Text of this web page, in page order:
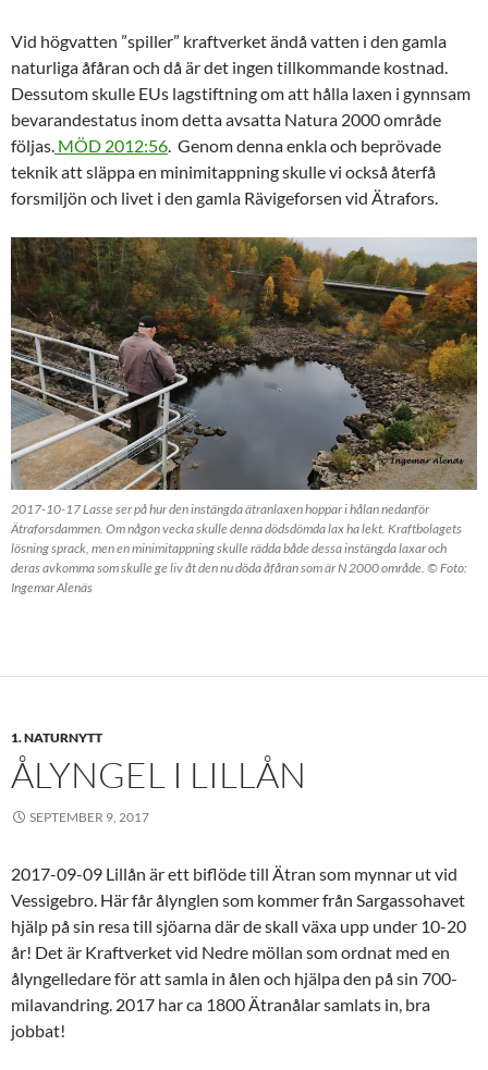
Vid högvatten ”spiller” kraftverket ändå vatten i den gamla
naturliga åfåran och då är det ingen tillkommande kostnad.
Dessutom skulle EUs lagstiftning om att hålla laxen i gynnsam
bevarandestatus inom detta avsatta Natura 2000 område
följas. MÖD 2012:56. Genom denna enkla och beprövade
teknik att släppa en minimitappning skulle vi också återfå
forsmiljön och livet i den gamla Rävigeforsen vid Ätrafors.
2017-10-17 Lasse ser på hur den instängda ätranlaxen hoppar i hålan nedanför
Ätraforsdammen. Om någon vecka skulle denna dödsdömda lax ha lekt. Kraftbolagets
lösning sprack, men en minimitappning skulle rädda både dessa instängda laxar och
deras avkomma som skulle ge liv åt den nu döda åfåran som är N 2000 område. © Foto:
Ingemar Alenäs
1. NATURNYTT
ÅLYNGEL I LILLÅN
SEPTEMBER 9, 2017
2017-09-09 Lillån är ett biflöde till Ätran som mynnar ut vid
Vessigebro. Här får ålynglen som kommer från Sargassohavet
hjälp på sin resa till sjöarna där de skall växa upp under 10-20
år! Det är Kraftverket vid Nedre möllan som ordnat med en
ålyngelledare för att samla in ålen och hjälpa den på sin 700-
milavandring. 2017 har ca 1800 Ätranålar samlats in, bra
jobbat!